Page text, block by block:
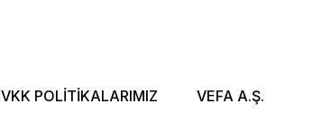
POLİTİKALARIMIZ VEFA A.Ş.